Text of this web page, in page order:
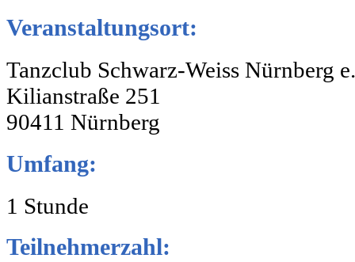
Veranstaltungsort:
Tanzclub Schwarz-Weiss Nürnberg
Kilianstraße 251
90411 Nürnberg
Umfang:
1 Stunde
Teilnehmerzahl: